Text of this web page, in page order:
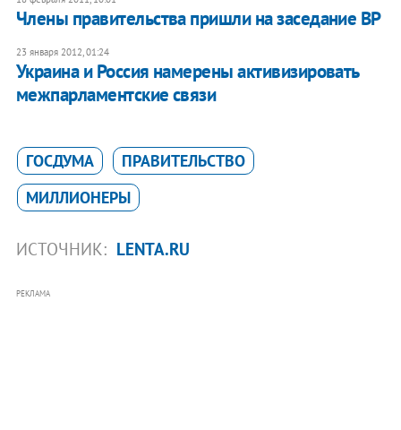
Члены правительства пришли на заседание ВР
23 января 2012, 01:24
​Украина и Россия намерены активизировать
межпарламентские связи
ГОСДУМА
ПРАВИТЕЛЬСТВО
МИЛЛИОНЕРЫ
ИСТОЧНИК: LENTA.RU
РЕКЛАМА